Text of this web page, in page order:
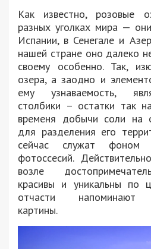
Как известно, розовые
разных уголках мира —
Испании, в Сенегале и
нашей стране оно далеко
своему особенно. Так,
озера, а заодно и
ему узнаваемость,
столбики – остатки так
временя добычи соли на
для разделения его
сейчас служат фоном
фотоссесий.
возле
красивы и уникальны по
отчасти напоминают
картины.